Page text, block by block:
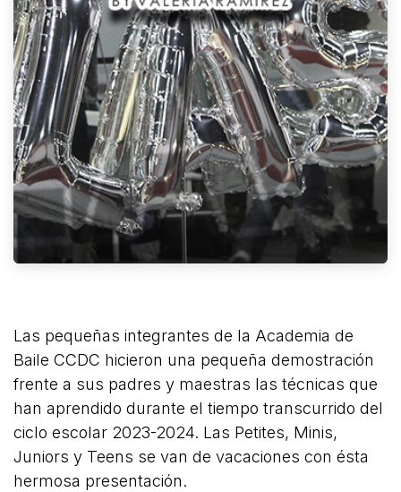
Las pequeñas integrantes de la Academia de
Baile CCDC hicieron una pequeña demostración
frente a sus padres y maestras las técnicas que
han aprendido durante el tiempo transcurrido del
ciclo escolar 2023-2024. Las Petites, Minis,
Juniors y Teens se van de vacaciones con ésta
hermosa presentación.